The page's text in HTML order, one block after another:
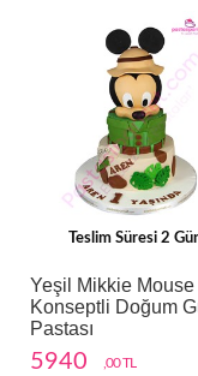
Teslim Süresi 2
Yeşil Mikkie Mouse
Konseptli Doğum
Pastası
5940 ,00 TL